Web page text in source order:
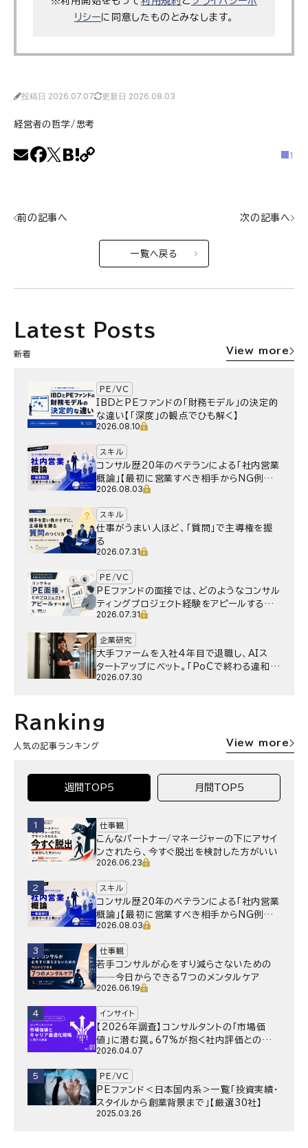
リシーに同意したものとみなします。
投稿日 2026.07.07 更新日 2026.08.03
経営者の哲学/思考
1
前の記事へ
一覧へ戻る
次の記事へ
Latest Posts
新着 View more
PE/VC
IBDとPEファンドの「財務モデル」の決定的
な違い【「深度」の観点でひも解く】
2026.08.10
スキル
コンサル歴20年のベテランによる「社内営業
概論」【最初に営業すべき相手からNG例ま
で】
2026.08.03
スキル
仕事がうまい人ほど、「質問」で主導権を握
る
2026.07.31
PE/VC
PEファンドの面接では、どのようなコンサル
ティングプロジェクト経験をアピールするべ
きか
2026.07.31
企業研究
大手ファームを入社4年目で退職し、AIス
タートアップにベット。｢PoCで終わる違和
感｣はどうなったのか／Gen-AX株式会社
2026.07.30
Ranking
人気の記事ランキング View more
週間TOP5 月間TOP5
1 仕事観
こんなパートナー/マネージャーの下にアサイ
ンされたら、今すぐ脱出を検討した方がいい
2026.06.23
2 スキル
コンサル歴20年のベテランによる「社内営業
概論」【最初に営業すべき相手からNG例ま
で】
2026.08.03
3 仕事観
若手コンサルが心をすり減らさないための
──今日からできる7つのメンタルケア
2026.06.19
4 インサイト
【2026年調査】コンサルタントの「市場価
値」に潜む罠。67%が抱く社内評価との乖
離と、採用側が抱く“本音”の懸念とは
2026.04.07
5 PE/VC
PEファンド＜日本国内系＞一覧「投資実績・
スタイルから創業背景まで」【厳選30社】
2025.03.26